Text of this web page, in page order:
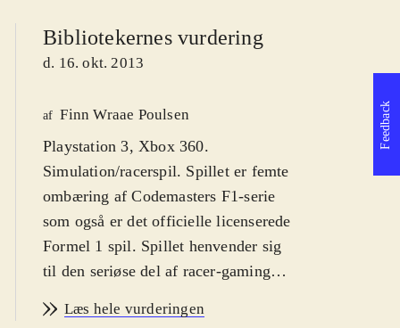
Bibliotekernes vurdering
d. 16. okt. 2013
af Finn Wraae Poulsen
Playstation 3, Xbox 360.
Simulation/racerspil. Spillet er femte
ombæring af Codemasters F1-serie
som også er det officielle licenserede
Formel 1 spil. Spillet henvender sig
til den seriøse del af racer-gaming
børn fra ca. 12 år, unge og voksne.
Læs hele vurderingen
Feedback